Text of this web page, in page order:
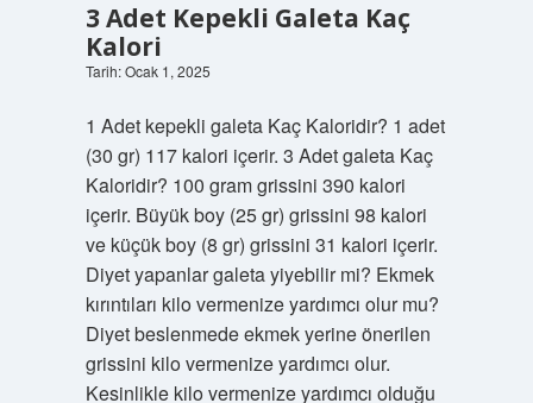
3 Adet Kepekli Galeta Kaç
Kalori
Tarih: Ocak 1, 2025
1 Adet kepekli galeta Kaç Kaloridir? 1 adet
(30 gr) 117 kalori içerir. 3 Adet galeta Kaç
Kaloridir? 100 gram grissini 390 kalori
içerir. Büyük boy (25 gr) grissini 98 kalori
ve küçük boy (8 gr) grissini 31 kalori içerir.
Diyet yapanlar galeta yiyebilir mi? Ekmek
kırıntıları kilo vermenize yardımcı olur mu?
Diyet beslenmede ekmek yerine önerilen
grissini kilo vermenize yardımcı olur.
Kesinlikle kilo vermenize yardımcı olduğu